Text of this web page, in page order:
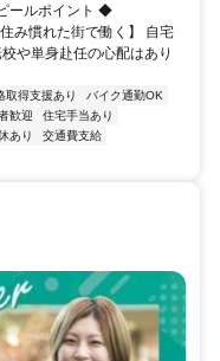
ルポイント ◆
れた街で働く】 自宅
や単身赴任の心配はあり
取得支援あり
バイク通勤OK
歓迎
住宅手当あり
あり
交通費支給